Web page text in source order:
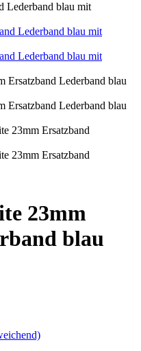
Lederband blau mit
23mm
blau